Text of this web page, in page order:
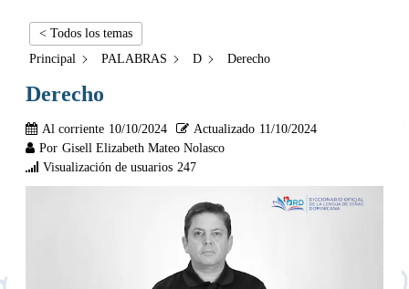
< Todos los temas
Principal
PALABRAS D Derecho
Derecho
Al corriente 10/10/2024 Actualizado 11/10/2024
Por Gisell Elizabeth Mateo Nolasco
Visualización de usuarios 247